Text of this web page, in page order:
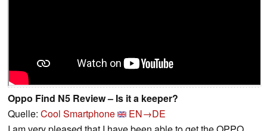
Oppo Find N5 Review – Is it a keeper?
Quelle: Cool Smartphone
EN→DE